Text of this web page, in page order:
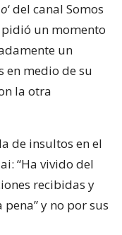
‘ del canal Somos
un momento
un
en medio de su
la otra
de insultos en el
“Ha vivido del
recibidas y
y no por sus